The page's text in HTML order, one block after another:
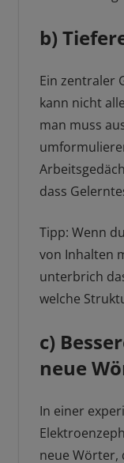
b)
Ein zentraler
kann nicht
man muss
dass
Tipp: Wenn
von Inhalten
unterbrich
welche
c)
neue
In einer
neue Wörter,